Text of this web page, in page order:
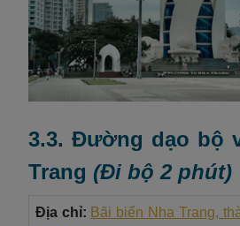
3.3. Đường dạo bộ
Trang (Đi bộ 2 phút)
Địa chỉ: Bãi biển Nha Trang,